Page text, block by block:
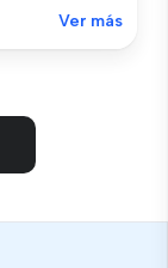
Ver más